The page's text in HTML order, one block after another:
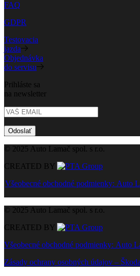
FAQ
GDPR
Testovacia
jazda
Objednávka
do servisu
Prihláste sa
na newsletter
Odoslať
© 2025 Auto Lamač spol. s r.o.
CREATED BY
Všeobecné obchodné podmienky: Auto
© 2025 Auto Lamač spol. s r.o.
CREATED BY
Všeobecné obchodné podmienky: Auto
Zásady ochrany osobných údajov –